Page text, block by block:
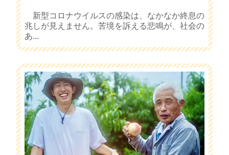
新型コロナウイルスの感染は、なかなか終息の
兆しが見えません。苦境を訴える悲鳴が、社会の
あ...